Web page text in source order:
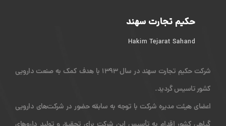
حکیم تجارت سهند
Hakim Tejarat Sahand
شرکت حکیم تجارت سهند در سال 1393 با هدف کمک به صنعت دارویی
کشور تاسیس گردید.
اعضای هیئت مدیره شرکت با توجه به سابقه حضور در شرکت‌های دارویی